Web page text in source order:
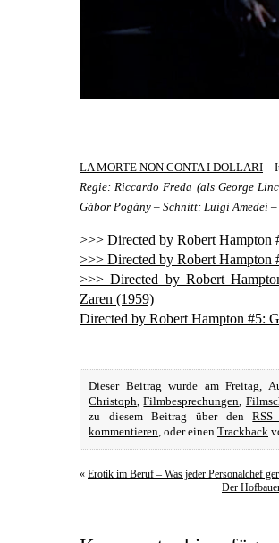
LA MORTE NON CONTA I DOLLARI –
Regie: Riccardo Freda (als George
Gábor Pogány – Schnitt: Luigi Amedei
>>> Directed by Robert Hampton
>>> Directed by Robert Hampton
>>> Directed by Robert
Zaren (1959)
Directed by Robert Hampton #5:
Dieser Beitrag wurde am Freitag,
Christoph,Filmbesprechungen,
zu diesem Beitrag über den
kommentieren, oder einen Trackback
« Erotik im Beruf – Was jeder Personalchef
Der